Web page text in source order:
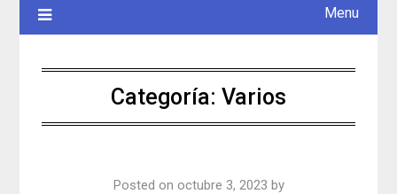
Menu
Categoría: Varios
Posted on octubre 3, 2023 by